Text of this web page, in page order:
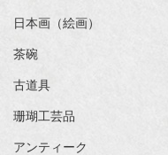
日本画（絵画）
茶碗
古道具
珊瑚工芸品
アンティーク